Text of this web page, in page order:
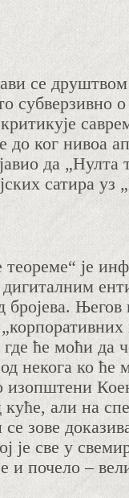
се
субверзивно
до ког нивоа
да „Нулта
сатира уз
је
Његов
где ће моћи
некога ко ће
изопштени
али на
се зове
је све у
и почело –